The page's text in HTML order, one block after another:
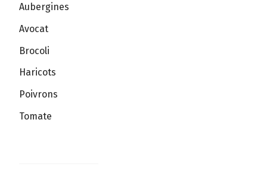
Aubergines
Avocat
Brocoli
Haricots
Poivrons
Tomate